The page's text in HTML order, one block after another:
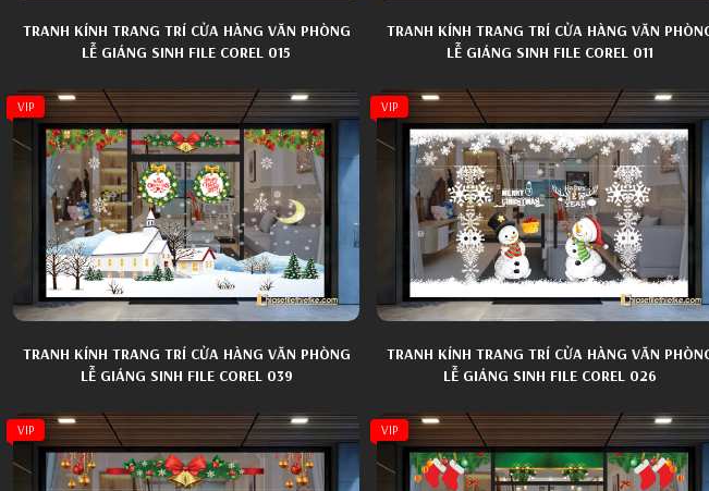
TRANH KÍNH TRANG TRÍ CỬA HÀNG VĂN PHÒNG
LỄ GIÁNG SINH FILE COREL 015
TRANH KÍNH TRANG TRÍ CỬA HÀNG VĂN
LỄ GIÁNG SINH FILE COREL 011
VIP
TRANH KÍNH TRANG TRÍ CỬA HÀNG VĂN PHÒNG
LỄ GIÁNG SINH FILE COREL 039
VIP
TRANH KÍNH TRANG TRÍ CỬA HÀNG VĂN
LỄ GIÁNG SINH FILE COREL 026
VIP VIP